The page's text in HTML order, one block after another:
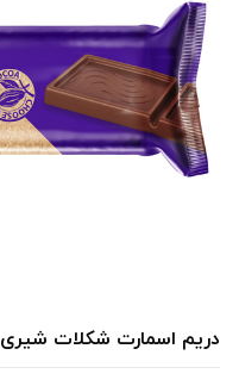
دریم اسمارت شکلات شیری 18گ